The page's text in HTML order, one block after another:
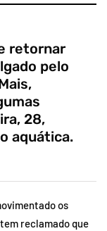
retornar
pelo
28,
aquática.
os
reclamado que